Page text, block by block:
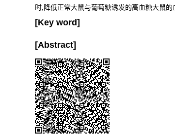
时,降低正常大鼠与葡萄糖诱发的高血糖大鼠
[Key word]
[Abstract]